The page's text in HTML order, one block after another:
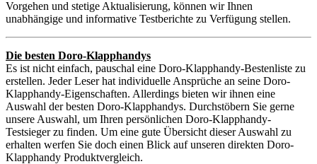
Vorgehen und stetige Aktualisierung, können wir Ihnen
unabhängige und informative Testberichte zu Verfügung stellen.
Die besten Doro-Klapphandys
Es ist nicht einfach, pauschal eine Doro-Klapphandy-Bestenliste zu
erstellen. Jeder Leser hat individuelle Ansprüche an seine Doro-
Klapphandy-Eigenschaften. Allerdings bieten wir ihnen eine
Auswahl der besten Doro-Klapphandys. Durchstöbern Sie gerne
unsere Auswahl, um Ihren persönlichen Doro-Klapphandy-
Testsieger zu finden. Um eine gute Übersicht dieser Auswahl zu
erhalten werfen Sie doch einen Blick auf unseren direkten Doro-
Klapphandy Produktvergleich.